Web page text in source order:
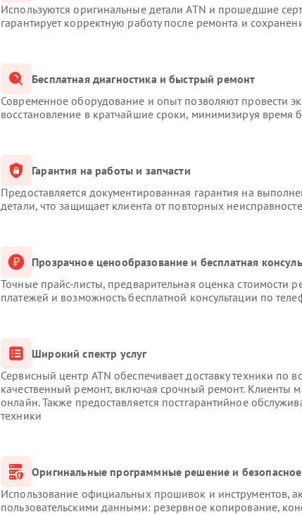
Используются оригинальные детали ATN и прошедшие
гарантирует корректную работу после ремонта и
Бесплатная диагностика и быстрый ремонт
Современное оборудование и опыт позволяют провести
восстановление в кратчайшие сроки, минимизируя время
Гарантия на работы и запчасти
Предоставляется документированная гарантия на
детали, что защищает клиента от повторных
Прозрачное ценообразование и бесплатная
Точные прайс-листы, предварительная оценка стоимости
платежей и возможность бесплатной консультации по
Широкий спектр услуг
Сервисный центр ATN обеспечивает доставку техники по
качественный ремонт, включая срочный ремонт. Клиенты
онлайн. Также предоставляется постгарантийное
техники
Оригинальные программные решение и
Использование официальных прошивок и инструментов,
пользовательскими данными: резервное копирование,